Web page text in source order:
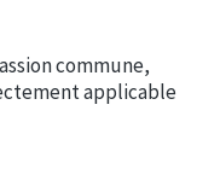
commune,
applicable